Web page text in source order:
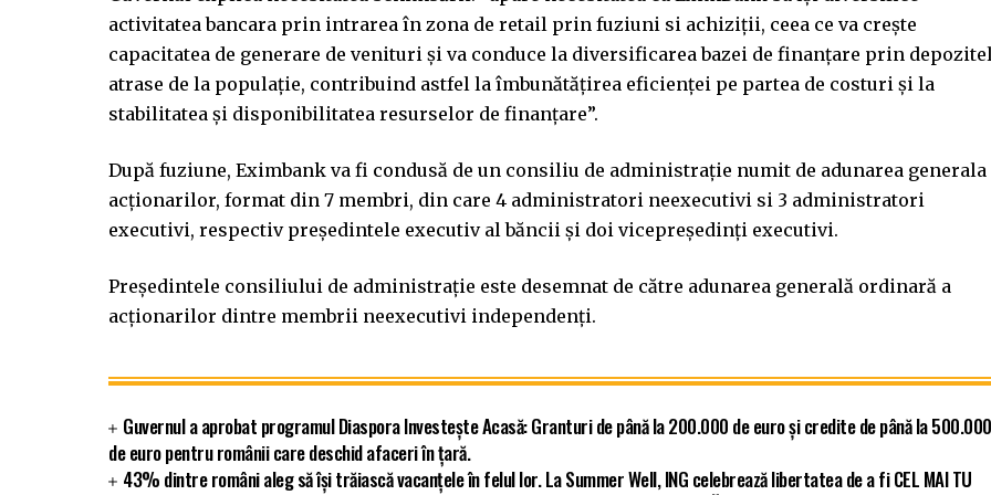
activitatea bancara prin intrarea în zona de retail prin fuziuni si achiziții, ceea ce va crește
capacitatea de generare de venituri și va conduce la diversificarea bazei de finanțare prin
atrase de la populație, contribuind astfel la îmbunătățirea eficienței pe partea de costuri și la
stabilitatea și disponibilitatea resurselor de finanțare”.
După fuziune, Eximbank va fi condusă de un consiliu de administrație numit de adunarea generala
acționarilor, format din 7 membri, din care 4 administratori neexecutivi si 3 administratori
executivi, respectiv președintele executiv al băncii și doi vicepreședinți executivi.
Președintele consiliului de administrație este desemnat de către adunarea generală ordinară a
acționarilor dintre membrii neexecutivi independenți.
Guvernul a aprobat programul Diaspora Investește Acasă: Granturi de până la 200.000 de euro și credite de până la 500.000
de euro pentru românii care deschid afaceri în țară.
43% dintre români aleg să își trăiască vacanțele în felul lor. La Summer Well, ING celebrează libertatea de a fi CEL MAI TU